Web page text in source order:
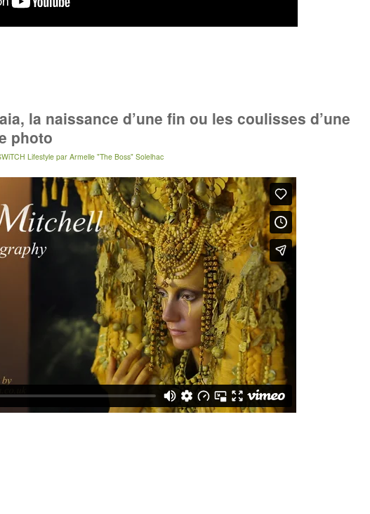
la naissance d’une fin ou les coulisses d’une
photo
Lifestylepar Armelle "The Boss" Solelhac